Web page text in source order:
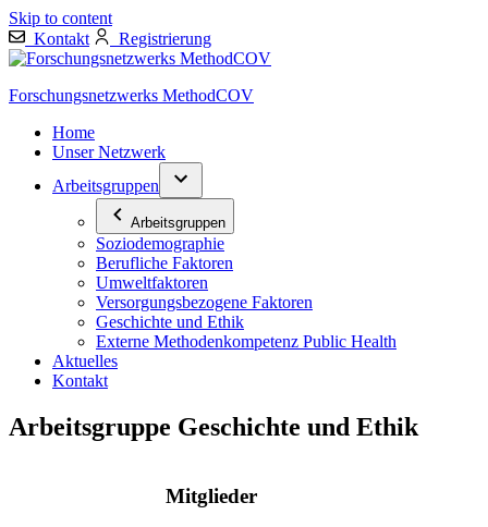
Skip to content
Kontakt
Registrierung
Forschungsnetzwerks MethodCOV
Home
Unser Netzwerk
Arbeitsgruppen
Arbeitsgruppen
Soziodemographie
Berufliche Faktoren
Umweltfaktoren
Versorgungsbezogene Faktoren
Geschichte und Ethik
Externe Methodenkompetenz Public Health
Aktuelles
Kontakt
Arbeitsgruppe Geschichte und Ethik
Mitglieder